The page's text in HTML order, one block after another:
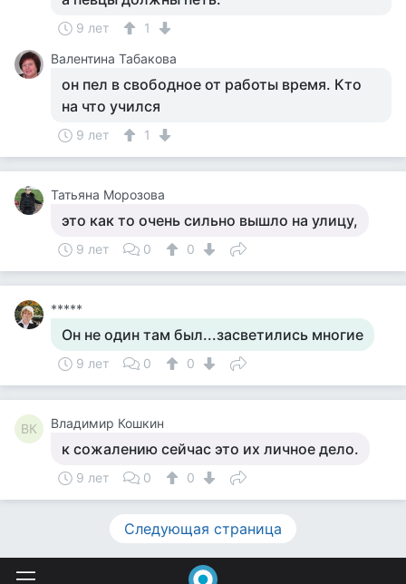
9 лет
1
Валентина Табакова
он пел в свободное от работы время. Кто
на что учился
9 лет 1
Татьяна Морозова
это как то очень сильно вышло на улицу,
9 лет 0 0
*****
Он не один там был...засветились многие
9 лет 0 0
ВК Владимир Кошкин
к сожалению сейчас это их личное дело.
9 лет 0 0
Следующая страница